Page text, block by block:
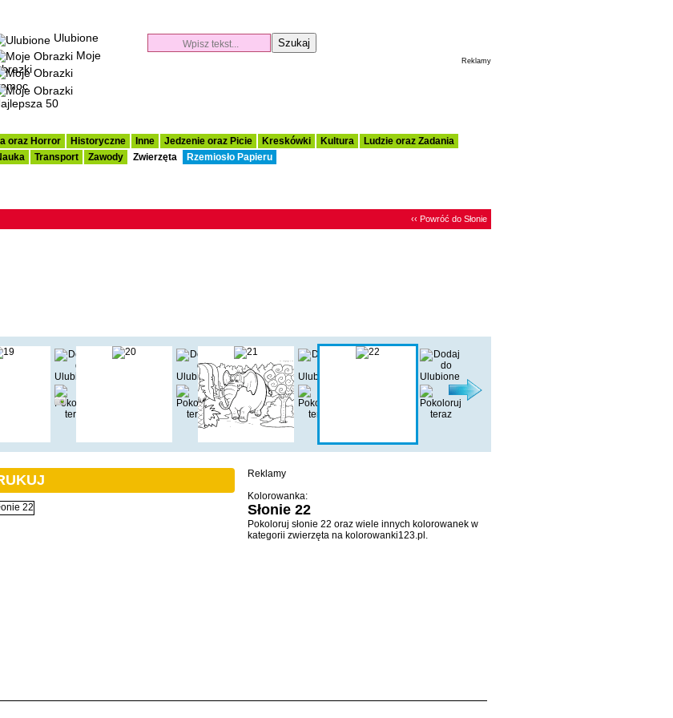
Ulubione
Moje
50
Reklamy
oraz Horror Historyczne Inne Jedzenie oraz Picie Kreskówki Kultura
Ludzie oraz Zadania
Transport Zawody Zwierzęta Rzemiosło Papieru
‹‹ Powróć do Słonie
Reklamy
Kolorowanka:
Słonie 22
Pokoloruj słonie 22 oraz wiele innych kolorowanek w
kategorii zwierzęta na kolorowanki123.pl.